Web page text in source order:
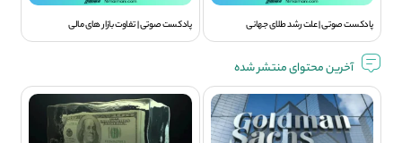
پادکست صوتی | علت رشد طلای جهانی پادکست صوتی | تفاوت بازار های مالی
آخرین محتوای منتشر شده